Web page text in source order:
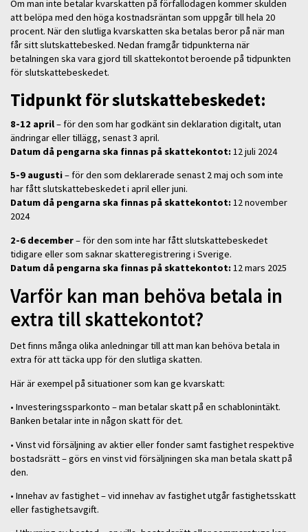
Om man inte betalar kvarskatten på förfallodagen kommer skulden
att belöpa med den höga kostnadsräntan som uppgår till hela 20
procent. När den slutliga kvarskatten ska betalas beror på när man
får sitt slutskattebesked. Nedan framgår tidpunkterna när
betalningen ska vara gjord till skattekontot beroende på tidpunkten
för slutskattebeskedet.
Tidpunkt för slutskattebeskedet:
8-12 april– för den som har godkänt sin deklaration digitalt, utan
ändringar eller tillägg, senast 3 april.
Datum då pengarna ska finnas på skattekontot:12 juli 2024
5-9 augusti– för den som deklarerade senast 2 maj och som inte
har fått slutskattebeskedet i april eller juni.
Datum då pengarna ska finnas på skattekontot:12 november
2024
2-6 december– för den som inte har fått slutskattebeskedet
tidigare eller som saknar skatteregistrering i Sverige.
Datum då pengarna ska finnas på skattekontot: 12 mars 2025
Varför kan man behöva betala in
extra till skattekontot?
Det finns många olika anledningar till att man kan behöva betala in
extra för att täcka upp för den slutliga skatten.
Här är exempel på situationer som kan ge kvarskatt:
• Investeringssparkonto – man betalar skatt på en schablonintäkt.
Banken betalar inte in någon skatt för det.
• Vinst vid försäljning av aktier eller fonder samt fastighet respektive
bostadsrätt – görs en vinst vid försäljningen ska man betala skatt på
den.
• Innehav av fastighet – vid innehav av fastighet utgår fastighetsskatt
eller fastighetsavgift.